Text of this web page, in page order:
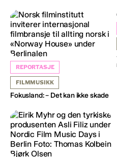
REPORTASJE
FILMMUSIKK
Fokusland: – Det kan ikke skade